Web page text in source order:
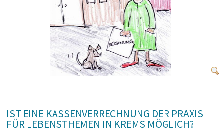
IST EINE KASSENVERRECHNUNG DER PRAXIS
FÜR LEBENSTHEMEN IN KREMS MÖGLICH?